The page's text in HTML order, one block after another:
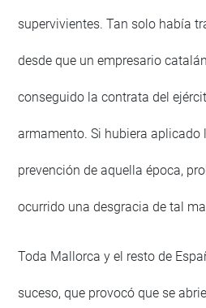
supervivientes. Tan solo había
desde que un empresario
conseguido la contrata del
armamento. Si hubiera aplicado
prevención de aquella época,
ocurrido una desgracia de tal
Toda Mallorca y el resto de
suceso, que provocó que se